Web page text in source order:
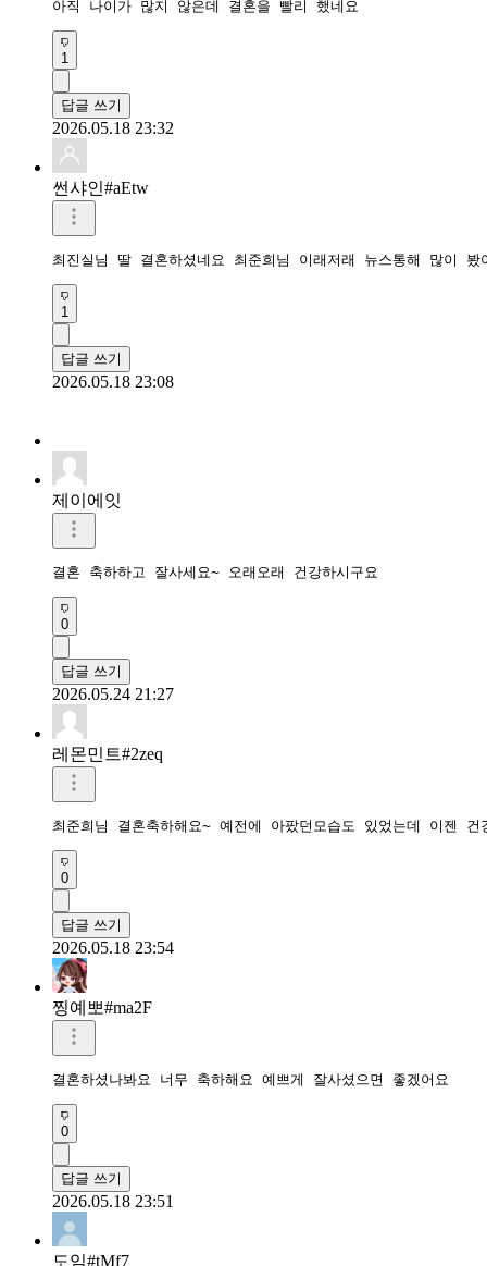
아직 나이가 많지 않은데 결혼을 빨리 했네요
1
답글 쓰기
2026.05.18 23:32
썬샤인#aEtw
최진실님 딸 결혼하셨네요 최준희님 이래저래 뉴스통해 많이 봤
1
답글 쓰기
2026.05.18 23:08
제이에잇
결혼 축하하고 잘사세요~ 오래오래 건강하시구요
0
답글 쓰기
2026.05.24 21:27
레몬민트#2zeq
최준희님 결혼축하해요~ 예전에 아팠던모습도 있었는데 이젠 건
0
답글 쓰기
2026.05.18 23:54
찡예뽀#ma2F
결혼하셨나봐요 너무 축하해요 예쁘게 잘사셨으면 좋겠어요
0
답글 쓰기
2026.05.18 23:51
도임#tMf7